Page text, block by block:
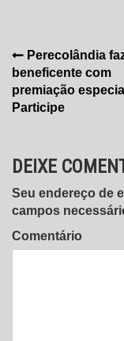
Navegação
de
Post
Perecolândia
beneficente com
premiação
Participe
DEIXE
Seu endereço de
campos
Comentário